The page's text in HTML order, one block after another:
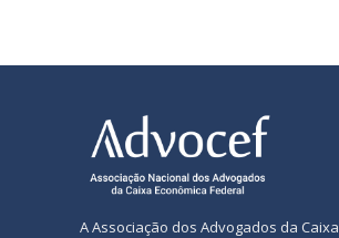
A Associação dos Advogados da Caixa